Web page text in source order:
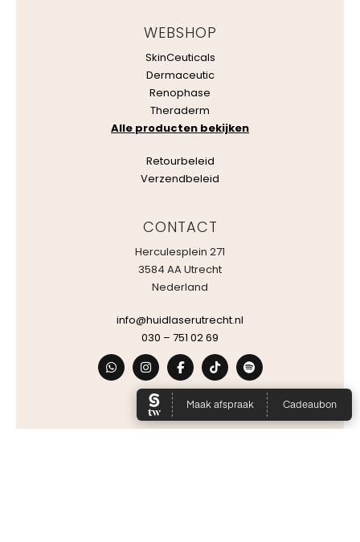
WEBSHOP
SkinCeuticals
Dermaceutic
Renophase
Theraderm
Alle producten bekijken
Retourbeleid
Verzendbeleid
CONTACT
Herculesplein 271
3584 AA Utrecht
Nederland
info@huidlaserutrecht.nl
030 – 751 02 69